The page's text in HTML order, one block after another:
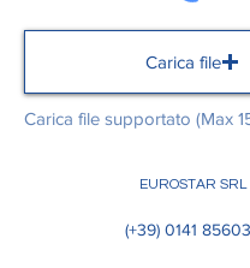
Carica file
Carica file supportato (Max
EUROSTAR SRL
(+39) 0141